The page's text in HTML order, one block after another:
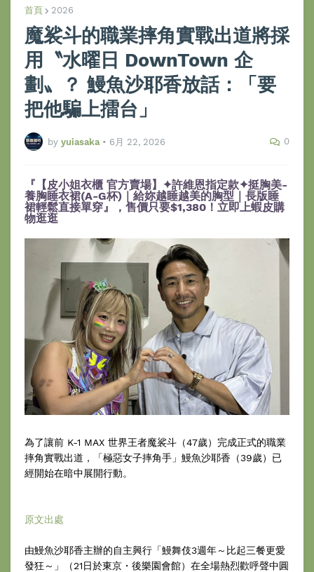
首頁 2026
魔裟斗的職業摔角實戰出道將採
用〝水曜日 DownTown 企
劃〟？ 鰻魚沙耶香放話：「要
把他騙上擂台」
by yuiasaka • 6月 22, 2026 0
『【皮小姐衣櫃 官方賣場】✦許維恩指定款✦挺胸美-
養胸睡衣裙(A-G杯)｜給妳越睡越美的胸型｜長版睡
裙輕鬆直接單穿』，售價只要$1,380！立即上蝦皮購
物逛逛
為了讓前 K-1 MAX 世界王者魔裟斗（47歲）完成正式的職業
摔角實戰出道，「極惡女子摔角手」鰻魚沙耶香（39歲）已
經開始在暗中展開行動。
原文出處
由鰻魚沙耶香主辦的自主興行「鰻舞伎3週年～比起三餐更愛
發狂～」（21日於東京・後樂園會館）在全場熱烈歡呼聲中圓